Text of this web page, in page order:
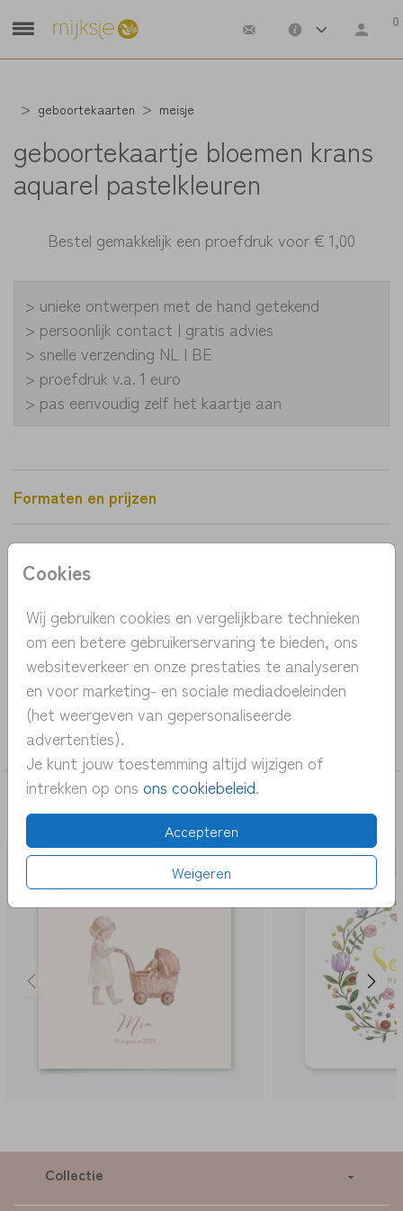
0
Cookies
Wij gebruiken cookies en vergelijkbare technieken
om een betere gebruikerservaring te bieden, ons
websiteverkeer en onze prestaties te analyseren
en voor marketing- en sociale mediadoeleinden
(het weergeven van gepersonaliseerde
advertenties).
Je kunt jouw toestemming altijd wijzigen of
intrekken op ons ons cookiebeleid.
Accepteren
Weigeren
geboortekaarten meisje
geboortekaartje bloemen krans
aquarel pastelkleuren
Bestel gemakkelijk een proefdruk voor€ 1,00
> unieke ontwerpen met de hand getekend
> persoonlijk contact | gratis advies
> snelle verzending NL | BE
> proefdruk v.a. 1 euro
> pas eenvoudig zelf het kaartje aan
Formaten en prijzen
Productinformatie
OMSCHRIJVING
geboortekaartje bloemen krans aquarel
pastelkleuren
COLLECTIE
meisje
DEZE KAARTEN VIND JE MISSCHIEN OOK
LEUK
Collectie